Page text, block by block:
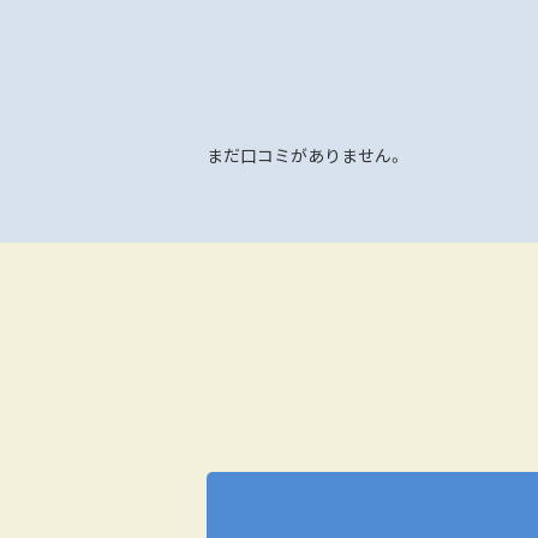
まだ口コミがありません。